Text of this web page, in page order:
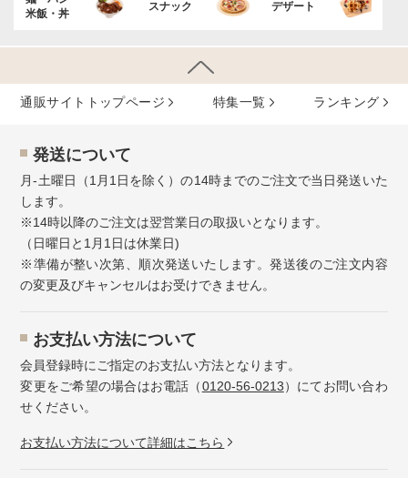
米飯・丼
スナック デザート
通販サイトトップページ 特集⼀覧 ランキング
発送について
月-土曜日（1月1日を除く）の14時までのご注文で当日発送いた
します。
※14時以降のご注文は翌営業日の取扱いとなります。
（日曜日と1月1日は休業日)
※準備が整い次第、順次発送いたします。発送後のご注文内容
の変更及びキャンセルはお受けできません。
お⽀払い⽅法について
会員登録時にご指定のお支払い方法となります。
変更をご希望の場合はお電話（0120-56-0213）にてお問い合わ
せください。
お⽀払い⽅法について詳細はこちら